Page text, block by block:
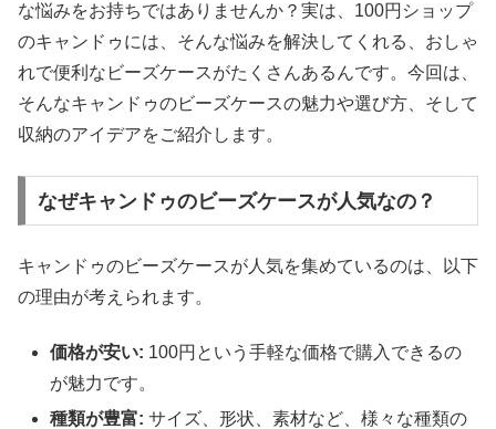
な悩みをお持ちではありませんか？実は、100円ショップ
のキャンドゥには、そんな悩みを解決してくれる、おしゃ
れで便利なビーズケースがたくさんあるんです。今回は、
そんなキャンドゥのビーズケースの魅力や選び方、そして
収納のアイデアをご紹介します。
なぜキャンドゥのビーズケースが人気なの？
キャンドゥのビーズケースが人気を集めているのは、以下
の理由が考えられます。
価格が安い: 100円という手軽な価格で購入できるの
が魅力です。
種類が豊富: サイズ、形状、素材など、様々な種類の